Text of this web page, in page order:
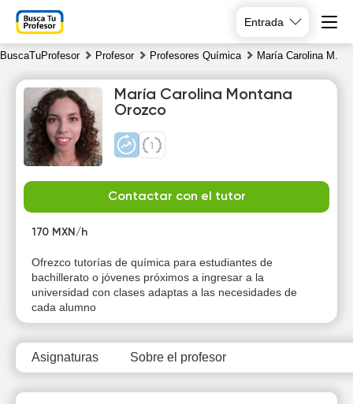
Entrada
BuscaTuProfesor Profesor Profesores Química María Carolina M.
María Carolina Montana
Orozco
Contactar con el tutor
170 MXN/h
Ofrezco tutorías de química para estudiantes de
bachillerato o jóvenes próximos a ingresar a la
universidad con clases adaptas a las necesidades de
cada alumno
Asignaturas Sobre el profesor
Fr
7
Sa
8
9